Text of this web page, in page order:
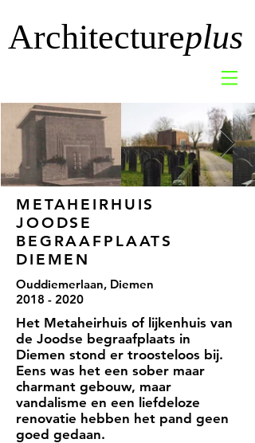
Architectureplus
METAHEIRHUIS
JOODSE
BEGRAAFPLAATS
DIEMEN
Ouddiemerlaan, Diemen
2018 - 2020
Het Metaheirhuis of lijkenhuis van
de Joodse begraafplaats in
Diemen stond er troosteloos bij.
Eens was het een sober maar
charmant gebouw, maar
vandalisme en een liefdeloze
renovatie hebben het pand geen
goed gedaan.